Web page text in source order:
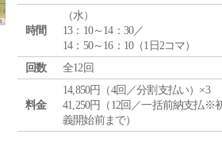
時間
（水）
13：10～14：30／
14：50～16：10（1日2コマ）
回数
全12回
料金
14,850円（4回／分割支払い）×3
41,250円（12回／一括前納支払※
義開始前まで）